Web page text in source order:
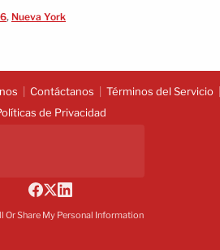
, Nueva York
Contáctanos
Términos del Servicio
de Privacidad
Or Share My Personal Information